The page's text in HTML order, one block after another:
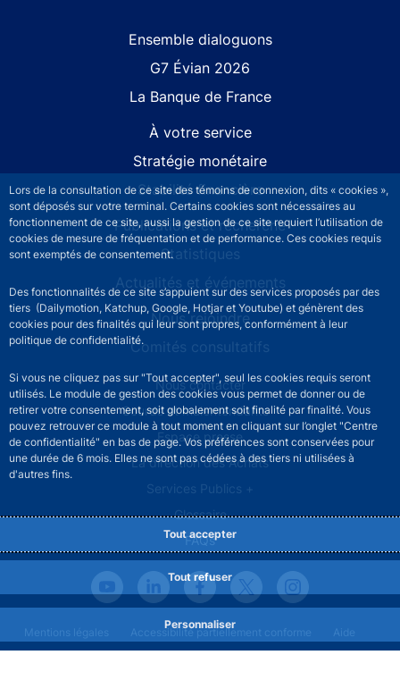
Lors de la consultation de ce site des témoins de connexion, dits « cookies »,
sont déposés sur votre terminal. Certains cookies sont nécessaires au
fonctionnement de ce site, aussi la gestion de ce site requiert l’utilisation de
cookies de mesure de fréquentation et de performance. Ces cookies requis
sont exemptés de consentement.
Des fonctionnalités de ce site s’appuient sur des services proposés par des
tiers (Dailymotion, Katchup, Google, Hotjar et Youtube) et génèrent des
cookies pour des finalités qui leur sont propres, conformément à leur
politique de confidentialité.
Si vous ne cliquez pas sur "Tout accepter", seul les cookies requis seront
utilisés. Le module de gestion des cookies vous permet de donner ou de
retirer votre consentement, soit globalement soit finalité par finalité. Vous
pouvez retrouver ce module à tout moment en cliquant sur l’onglet "Centre
de confidentialité" en bas de page. Vos préférences sont conservées pour
une durée de 6 mois. Elles ne sont pas cédées à des tiers ni utilisées à
d'autres fins.
Tout accepter
Tout refuser
Personnaliser
Ensemble dialoguons
G7 Évian 2026
La Banque de France
À votre service
Stratégie monétaire
Stabilité financière
Publications et recherche
Statistiques
Actualités et événements
Nous rejoindre
Comités consultatifs
Footer secondary menuNous contacter
Sourds et malentendants
Espace presse
La direction des Achats
Services Publics +
Glossaire
FAQs
Footer legal notice menu
Mentions légales Accessibilité partiellement conforme
Aide